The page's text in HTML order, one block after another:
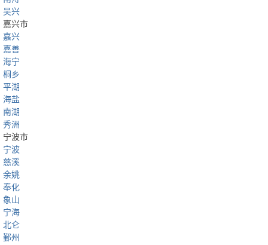
吴兴
嘉兴市
嘉兴
嘉善
海宁
桐乡
平湖
海盐
南湖
秀洲
宁波市
宁波
慈溪
余姚
奉化
象山
宁海
北仑
鄞州